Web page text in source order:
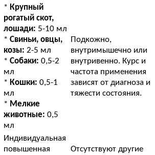
* Крупный
рогатый скот,
лошади: 5-10 мл
* Свиньи, овцы,
козы: 2-5 мл
* Собаки: 0,5-2
мл
* Кошки: 0,5-1
мл
* Мелкие
животные: 0,5
мл
Подкожно,
внутримышечно или
внутривенно. Курс и
частота применения
зависят от диагноза и
тяжести состояния.
Индивидуальная
повышенная
Отсутствуют другие